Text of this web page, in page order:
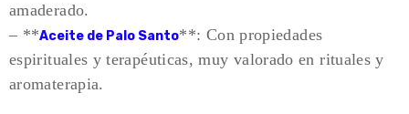
amaderado.
– **Aceite de Palo Santo**: Con propiedades
espirituales y terapéuticas, muy valorado en rituales y
aromaterapia.